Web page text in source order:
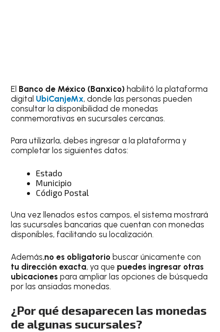
El Banco de México (Banxico) habilitó la plataforma
digital UbiCanjeMx, donde las personas pueden
consultar la disponibilidad de monedas
conmemorativas en sucursales cercanas.
Para utilizarla, debes ingresar a la plataforma y
completar los siguientes datos:
Estado
Municipio
Código Postal
Una vez llenados estos campos, el sistema mostrará
las sucursales bancarias que cuentan con monedas
disponibles, facilitando su localización.
Además,no es obligatorio buscar únicamente con
tu dirección exacta, ya que puedes ingresar otras
ubicaciones para ampliar las opciones de búsqueda
por las ansiadas monedas.
¿Por qué desaparecen las monedas
de algunas sucursales?